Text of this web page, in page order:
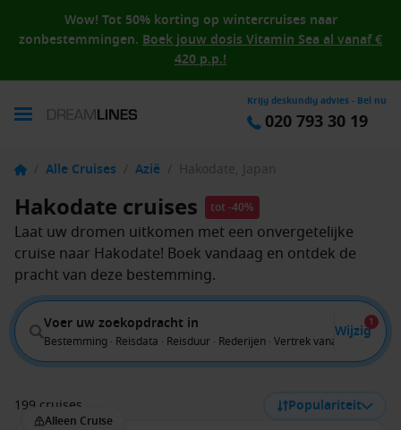
Wow! Tot 50% korting op wintercruises naar
zonbestemmingen. Boek jouw dosis Vitamin Sea al vanaf €
420 p.p.!
Krijg deskundig advies - Bel nu
020 793 30 19
/ Alle Cruises / Azië / Hakodate, Japan
Hakodate cruises tot -40%
Laat uw dromen uitkomen met een onvergetelijke
cruise naar Hakodate! Boek vandaag en ontdek de
pracht van deze bestemming.
Voer uw zoekopdracht in
Bestemming · Reisdata · Reisduur · Rederijen · Vertrek vanaf
Wijzig
1
199 cruises Populariteit
Alleen Cruise